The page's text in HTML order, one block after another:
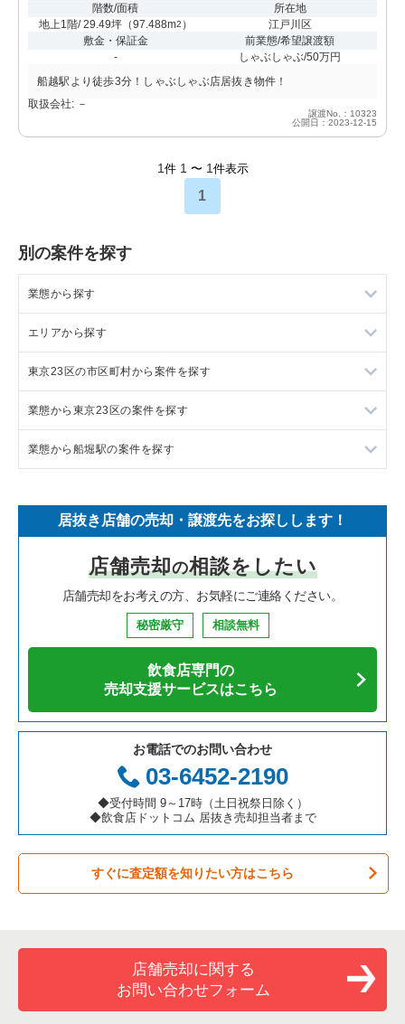
階数/面積
地上1階/ 29.49坪（97.488m2 ）
所在地
江戸川区
敷金・保証金
-
前業態/希望譲渡額
しゃぶしゃぶ/50万円
船越駅より徒歩3分！しゃぶしゃぶ店居抜き物件！
取扱会社: －
譲渡No.：10323
公開日：2023-12-15
1 件 1 〜 1 件表示
1
別の案件を探す
業態から探す
ラーメンの居抜き売却物件の案件一覧
フランス料理の居抜き売却物件の案件一覧
イタリア料理の居抜き売却物件の案件一覧
中華の居抜き売却物件の案件一覧
寿司の居抜き売却物件の案件一覧
焼肉の居抜き売却物件の案件一覧
鉄板焼き・お好み焼の居抜き売却物件の案件一覧
カフェの居抜き売却物件の案件一覧
テイクアウトの居抜き売却物件の案件一覧
お弁当・惣菜・デリの居抜き売却物件の案件一覧
カラオケ・パブ・スナックの居抜き売却物件の案件一覧
バーの居抜き売却物件の案件一覧
居酒屋・ダイニングバーの居抜き売却物件の案件一覧
洋食の居抜き売却物件の案件一覧
エリアから探す
東京23区の飲食店の居抜き売却物件の案件一覧
東京都下の飲食店の居抜き売却物件の案件一覧
千葉県の飲食店の居抜き売却物件の案件一覧
神奈川県の飲食店の居抜き売却物件の案件一覧
大阪府の飲食店の居抜き売却物件の案件一覧
兵庫県の飲食店の居抜き売却物件の案件一覧
愛知県の飲食店の居抜き売却物件の案件一覧
岐阜県の飲食店の居抜き売却物件の案件一覧
三重県の飲食店の居抜き売却物件の案件一覧
東京23区の市区町村から案件を探す
目黒区の飲食店の居抜き売却物件の案件一覧
渋谷区の飲食店の居抜き売却物件の案件一覧
新宿区の飲食店の居抜き売却物件の案件一覧
葛飾区の飲食店の居抜き売却物件の案件一覧
中央区の飲食店の居抜き売却物件の案件一覧
千代田区の飲食店の居抜き売却物件の案件一覧
港区の飲食店の居抜き売却物件の案件一覧
足立区の飲食店の居抜き売却物件の案件一覧
板橋区の飲食店の居抜き売却物件の案件一覧
台東区の飲食店の居抜き売却物件の案件一覧
練馬区の飲食店の居抜き売却物件の案件一覧
北区の飲食店の居抜き売却物件の案件一覧
業態から東京23区の案件を探す
東京23区のラーメンの居抜き売却物件の案件一覧
東京23区のイタリア料理の居抜き売却物件の案件一覧
東京23区の中華の居抜き売却物件の案件一覧
東京23区のそば・うどんの居抜き売却物件の案件一覧
東京23区の焼肉の居抜き売却物件の案件一覧
東京23区の鉄板焼き・お好み焼の居抜き売却物件の案件一覧
東京23区のアジア料理の居抜き売却物件の案件一覧
東京23区のカフェの居抜き売却物件の案件一覧
東京23区のテイクアウトの居抜き売却物件の案件一覧
東京23区のお弁当・惣菜・デリの居抜き売却物件の案件一覧
東京23区のバーの居抜き売却物件の案件一覧
東京23区の居酒屋・ダイニングバーの居抜き売却物件の案件一
業態から船堀駅の案件を探す
船堀駅のカフェの居抜き売却物件の案件一覧
船堀駅のテイクアウトの居抜き売却物件の案件一覧
船堀駅の居酒屋・ダイニングバーの居抜き売却物件の案件一覧
船堀駅のその他の居抜き売却物件の案件一覧
居抜き店舗の売却・譲渡先をお探しします！
店舗売却の相談をしたい
店舗売却をお考えの方、お気軽にご連絡ください。
秘密厳守 相談無料
飲食店専門の
売却支援サービスはこちら
お電話でのお問い合わせ
03-6452-2190
◆受付時間 9～17時（土日祝祭日除く）
◆飲食店ドットコム 居抜き売却担当者まで
すぐに査定額を知りたい方はこちら
店舗売却に関する
お問い合わせフォーム